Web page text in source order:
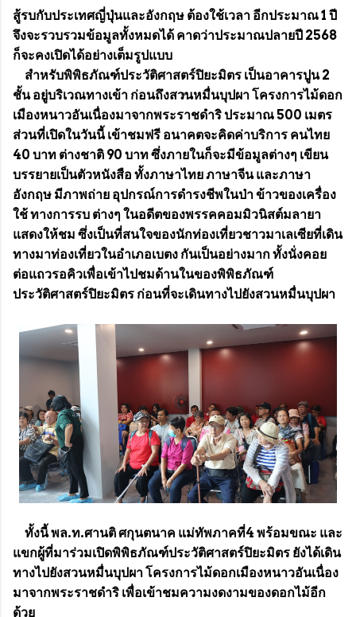
สู้รบกับประเทศญี่ปุ่นและอังกฤษ ต้องใช้เวลา อีกประมาณ 1 ปี
จึงจะรวบรวมข้อมูลทั้งหมดได้ คาดว่าประมาณปลายปี 2568
ก็จะคงเปิดได้อย่างเต็มรูปแบบ
สำหรับพิพิธภัณฑ์ประวัติศาสตร์ปิยะมิตร เป็นอาคารปูน 2
ชั้น อยู่บริเวณทางเข้า ก่อนถึงสวนหมื่นบุปผา โครงการไม้ดอก
เมืองหนาวอันเนื่องมาจากพระราชดำริ ประมาณ 500 เมตร
ส่วนที่เปิดในวันนี้ เข้าชมฟรี อนาคตจะคิดค่าบริการ คนไทย
40 บาท ต่างชาติ 90 บาท ซึ่งภายในก็จะมีข้อมูลต่างๆ เขียน
บรรยายเป็นตัวหนังสือ ทั้งภาษาไทย ภาษาจีน และภาษา
อังกฤษ มีภาพถ่าย อุปกรณ์การดำรงชีพในป่า ข้าวของเครื่อง
ใช้ ทางการรบ ต่างๆ ในอดีตของพรรคคอมมิวนิสต์มลายา
แสดงให้ชม ซึ่งเป็นที่สนใจของนักท่องเที่ยวชาวมาเลเซียที่เดิน
ทางมาท่องเที่ยวในอำเภอเบตง กันเป็นอย่างมาก ทั้งนั่งคอย
ต่อแถวรอคิวเพื่อเข้าไปชมด้านในของพิพิธภัณฑ์
ประวัติศาสตร์ปิยะมิตร ก่อนที่จะเดินทางไปยังสวนหมื่นบุปผา
ทั้งนี้ พล.ท.ศานติ ศกุนตนาค แม่ทัพภาคที่4 พร้อมขณะ และ
แขกผู้ที่มาร่วมเปิดพิพิธภัณฑ์ประวัติศาสตร์ปิยะมิตร ยังได้เดิน
ทางไปยังสวนหมื่นบุปผา โครงการไม้ดอกเมืองหนาวอันเนื่อง
มาจากพระราชดำริ เพื่อเข้าชมความงดงามของดอกไม้อีก
ด้วย